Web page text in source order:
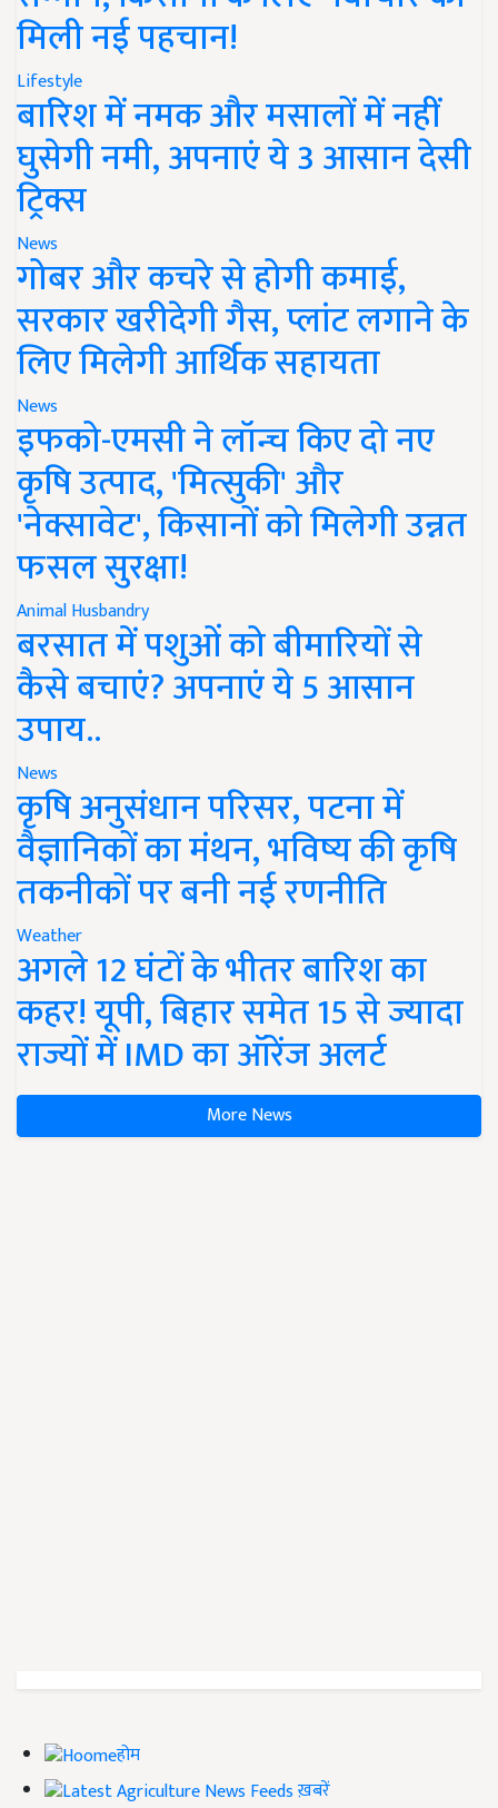
मिली नई पहचान!
Lifestyle
बारिश में नमक और मसालों में नहीं
घुसेगी नमी, अपनाएं ये 3 आसान देसी
ट्रिक्स
News
गोबर और कचरे से होगी कमाई,
सरकार खरीदेगी गैस, प्लांट लगाने के
लिए मिलेगी आर्थिक सहायता
News
इफको-एमसी ने लॉन्च किए दो नए
कृषि उत्पाद, 'मित्सुकी' और
'नेक्सावेट', किसानों को मिलेगी उन्नत
फसल सुरक्षा!
Animal Husbandry
बरसात में पशुओं को बीमारियों से
कैसे बचाएं? अपनाएं ये 5 आसान
उपाय..
News
कृषि अनुसंधान परिसर, पटना में
वैज्ञानिकों का मंथन, भविष्य की कृषि
तकनीकों पर बनी नई रणनीति
Weather
अगले 12 घंटों के भीतर बारिश का
कहर! यूपी, बिहार समेत 15 से ज्यादा
राज्यों में IMD का ऑरेंज अलर्ट
More News
होम
ख़बरें